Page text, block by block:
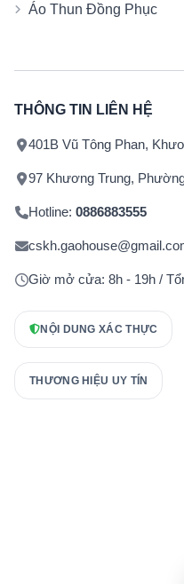
Áo Thun Đồng Phục
THÔNG TIN LIÊN HỆ
401B Vũ Tông Phan,
97 Khương Trung,
Hotline: 0886883555
Giờ mở cửa: 8h - 19h /
NỘI DUNG XÁC THỰC
THƯƠNG HIỆU UY TÍN